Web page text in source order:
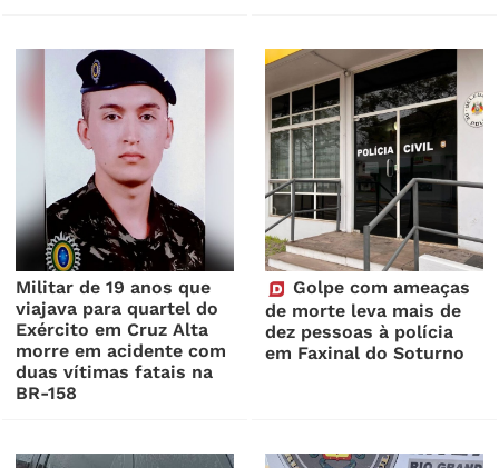
Militar de 19 anos que
viajava para quartel do
Exército em Cruz Alta
morre em acidente com
duas vítimas fatais na
BR-158
Golpe com ameaças
de morte leva mais de
dez pessoas à polícia
em Faxinal do Soturno